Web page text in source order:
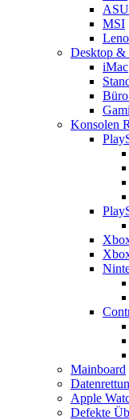
MSI
Desktop &
iMac
Konsolen
Mainboard
Apple
Defekte